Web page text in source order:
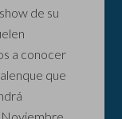
de su
a conocer
que